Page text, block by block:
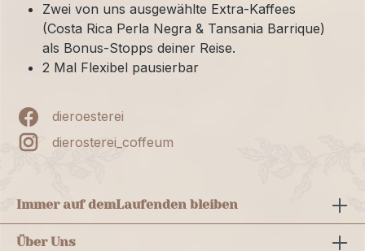
Zwei von uns ausgewählte Extra-Kaffees
(Costa Rica Perla Negra & Tansania Barrique)
als Bonus-Stopps deiner Reise.
2 Mal Flexibel pausierbar
dieroesterei
dierosterei_coffeum
Immer auf demLaufenden bleiben
Über Uns